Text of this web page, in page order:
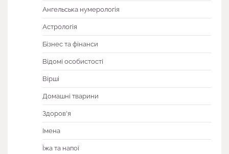
Ангельська нумерологія
Астрологія
Бізнес та фінанси
Відомі особистості
Вірші
Домашні тварини
Здоров'я
Імена
Їжа та напої